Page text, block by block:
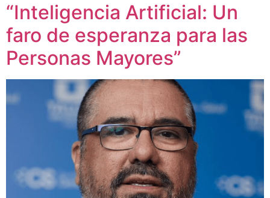
“Inteligencia Artificial: Un
faro de esperanza para las
Personas Mayores”